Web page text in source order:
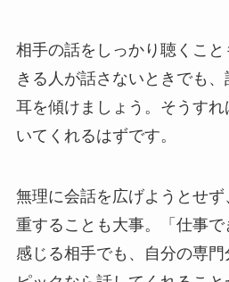
相手の話をしっかり聴くこ
きる人が話さないときでも
耳を傾けましょう。そうす
いてくれるはずです。
無理に会話を広げようとせ
重することも大事。「仕事で
感じる相手でも、自分の専